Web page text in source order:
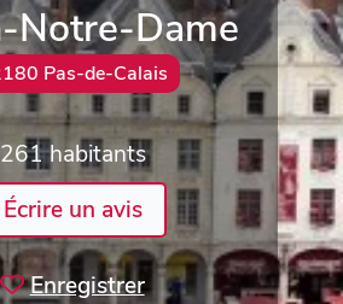
Notre-Dame
Pas-de-Calais
261 habitants
Écrire un avis
Enregistrer